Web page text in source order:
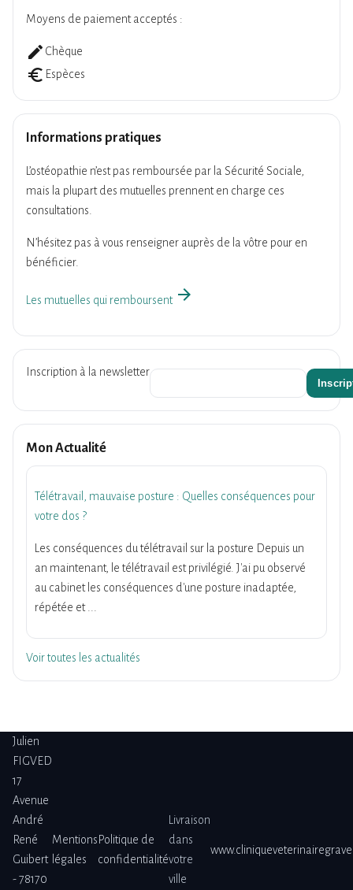
Moyens de paiement acceptés :
create Chèque
euro_symbol Espèces
Informations pratiques
L’ostéopathie n’est pas remboursée par la Sécurité Sociale,
mais la plupart des mutuelles prennent en charge ces
consultations.
N’hésitez pas à vous renseigner auprès de la vôtre pour en
bénéficier.
Les mutuelles qui remboursent arrow_forward
Inscription à la newsletter
Mon Actualité
Télétravail, mauvaise posture : Quelles conséquences pour
votre dos ?
Les conséquences du télétravail sur la posture Depuis un
an maintenant, le télétravail est privilégié. J'ai pu observé
au cabinet les conséquences d'une posture inadaptée,
répétée et ...
Voir toutes les actualités
Julien
FIGVED
17
Avenue
André
René
Guibert
- 78170
Mentions
légales
Politique de
confidentialité
Livraison
dans
votre
ville